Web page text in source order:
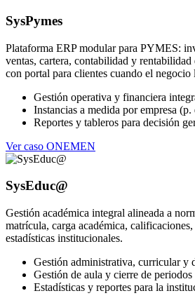
SysPymes
Plataforma ERP modular para PYMES:
ventas, cartera, contabilidad y
con portal para clientes cuando el negocio
Gestión operativa y financiera
Instancias a medida por empresa
Reportes y tableros para decisión
Ver caso ONEMEN
SysEduc@
Gestión académica integral alineada a
matrícula, carga académica,
estadísticas institucionales.
Gestión administrativa, curricular y
Gestión de aula y cierre de periodos
Estadísticas y reportes para la